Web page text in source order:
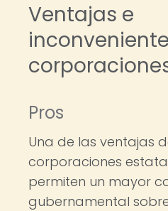
Ventajas e
Pros
Una de las ventajas
corporaciones
permiten un mayor
gubernamental